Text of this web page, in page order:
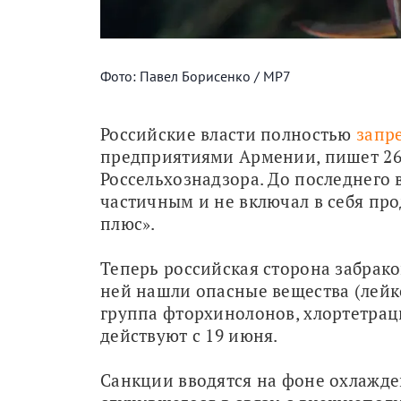
Фото: Павел Борисенко / МР7
Российские власти полностью
предприятиями Армении, пишет
Россельхознадзора. До
частичным и не включал в себя
плюс».
Теперь российская сторона
ней нашли опасные вещества
группа фторхинолонов,
действуют с 19 июня.
Санкции вводятся на фоне